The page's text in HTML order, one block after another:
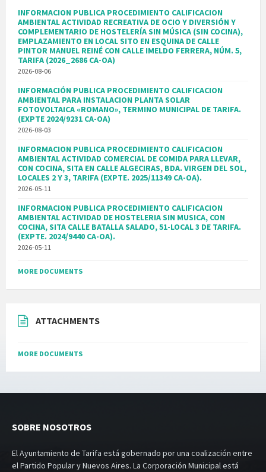
INFORMACION PUBLICA PROCEDIMIENTO CALIFICACION
AMBIENTAL ACTIVIDAD RECREATIVA DE OCIO Y DIVERSIÓN Y
COMPLEMENTARIO DE HOSTELERÍA SIN MÚSICA (SIN COCINA),
EMPLAZAMIENTO EN LOCAL SITO EN ESQUINA DE CALLE
PINTOR MANUEL REINÉ CON CALLE IMELDO FERRERA, NÚM. 5,
TARIFA (2026_2686 CA-OA)
2026-08-06
INFORMACIÓN PUBLICA PROCEDIMIENTO CALIFICACION
AMBIENTAL PARA INSTALACION PLANTA SOLAR
FOTOVOLTAICA «ROMANO», TERMINO MUNICIPAL DE TARIFA.
(EXPTE 2024/9231 CA-OA)
2026-08-03
INFORMACION PUBLICA PROCEDIMIENTO CALIFICACION
AMBIENTAL ACTIVIDAD COMERCIAL DE COMIDA PARA LLEVAR,
CON COCINA, SITA EN CALLE ALGECIRAS, BDA. VIRGEN DEL SOL,
LOCALES 2 Y 3, TARIFA (EXPTE. 2025/11349 CA-OA).
2026-05-11
INFORMACION PUBLICA PROCEDIMIENTO CALIFICACION
AMBIENTAL ACTIVIDAD DE HOSTELERIA SIN MUSICA, CON
COCINA, SITA CALLE BATALLA SALADO, 51-LOCAL 3 DE TARIFA.
(EXPTE. 2024/9440 CA-OA).
2026-05-11
MORE DOCUMENTS
ATTACHMENTS
MORE DOCUMENTS
SOBRE NOSOTROS
El Ayuntamiento de Tarifa está gobernado por una coalización entre
el Partido Popular y Nuevos Aires. La Corporación Municipal está